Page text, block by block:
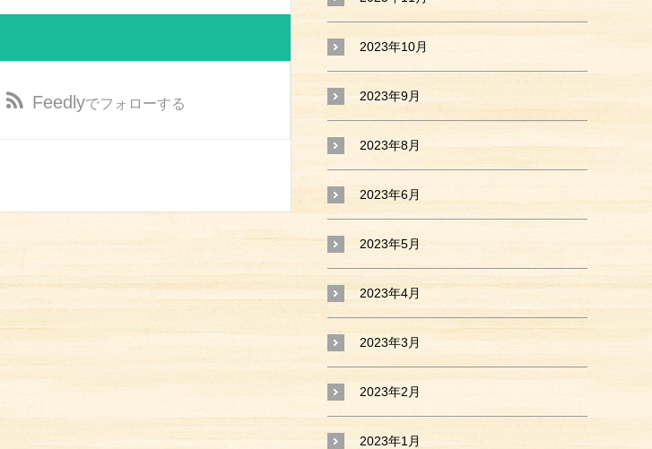
Feedlyでフォローする
2023年10月
2023年9月
2023年8月
2023年6月
2023年5月
2023年4月
2023年3月
2023年2月
2023年1月